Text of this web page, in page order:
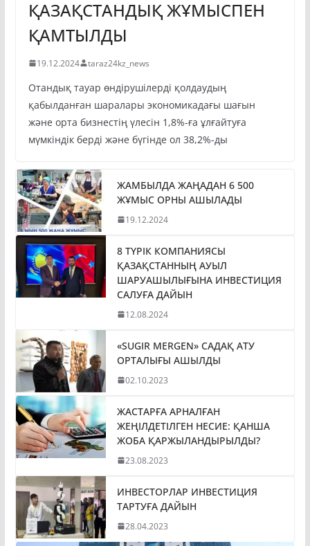
ҚАЗАҚСТАНДЫҚ ЖҰМЫСПЕН
ҚАМТЫЛДЫ
19.12.2024 taraz24kz_news
Отандық тауар өндірушілерді қолдаудың
қабылданған шаралары экономикадағы шағын
және орта бизнестің үлесін 1,8%-ға ұлғайтуға
мүмкіндік берді және бүгінде ол 38,2%-ды
ЖАМБЫЛДА ЖАҢАДАН 6 500
ЖҰМЫС ОРНЫ АШЫЛАДЫ
19.12.2024
8 ТҮРІК КОМПАНИЯСЫ
ҚАЗАҚСТАННЫҢ АУЫЛ
ШАРУАШЫЛЫҒЫНА ИНВЕСТИЦИЯ
САЛУҒА ДАЙЫН
12.08.2024
«SUGIR MERGEN» САДАҚ АТУ
ОРТАЛЫҒЫ АШЫЛДЫ
02.10.2023
ЖАСТАРҒА АРНАЛҒАН
ЖЕҢІЛДЕТІЛГЕН НЕСИЕ: ҚАНША
ЖОБА ҚАРЖЫЛАНДЫРЫЛДЫ?
23.08.2023
ИНВЕСТОРЛАР ИНВЕСТИЦИЯ
ТАРТУҒА ДАЙЫН
28.04.2023